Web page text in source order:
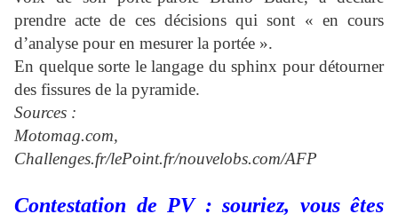
prendre acte de ces décisions qui sont « en cours
d’analyse pour en mesurer la portée ».
En quelque sorte le langage du sphinx pour détourner
des fissures de la pyramide.
Sources :
Motomag.com,
Challenges.fr/lePoint.fr/nouvelobs.com/AFP
Contestation de PV : souriez, vous êtes